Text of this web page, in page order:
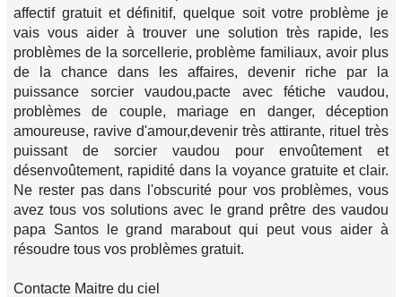
affectif gratuit et définitif, quelque soit votre problème je
vais vous aider à trouver une solution très rapide, les
problèmes de la sorcellerie, problème familiaux, avoir plus
de la chance dans les affaires, devenir riche par la
puissance sorcier vaudou,pacte avec fétiche vaudou,
problèmes de couple, mariage en danger, déception
amoureuse, ravive d'amour,devenir très attirante, rituel très
puissant de sorcier vaudou pour envoûtement et
désenvoûtement, rapidité dans la voyance gratuite et clair.
Ne rester pas dans l'obscurité pour vos problèmes, vous
avez tous vos solutions avec le grand prêtre des vaudou
papa Santos le grand marabout qui peut vous aider à
résoudre tous vos problèmes gratuit.
Contacte Maitre du ciel